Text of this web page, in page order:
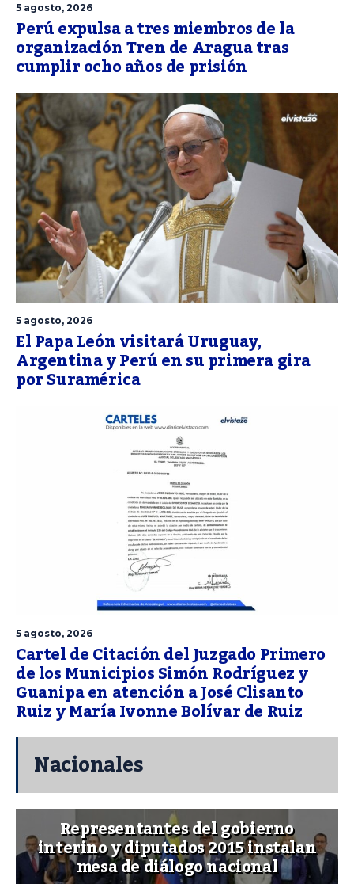
5 agosto, 2026
Perú expulsa a tres miembros de la
organización Tren de Aragua tras
cumplir ocho años de prisión
5 agosto, 2026
El Papa León visitará Uruguay,
Argentina y Perú en su primera gira
por Suramérica
5 agosto, 2026
Cartel de Citación del Juzgado Primero
de los Municipios Simón Rodríguez y
Guanipa en atención a José Clisanto
Ruiz y María Ivonne Bolívar de Ruiz
Nacionales
Representantes del gobierno
interino y diputados 2015 instalan
mesa de diálogo nacional